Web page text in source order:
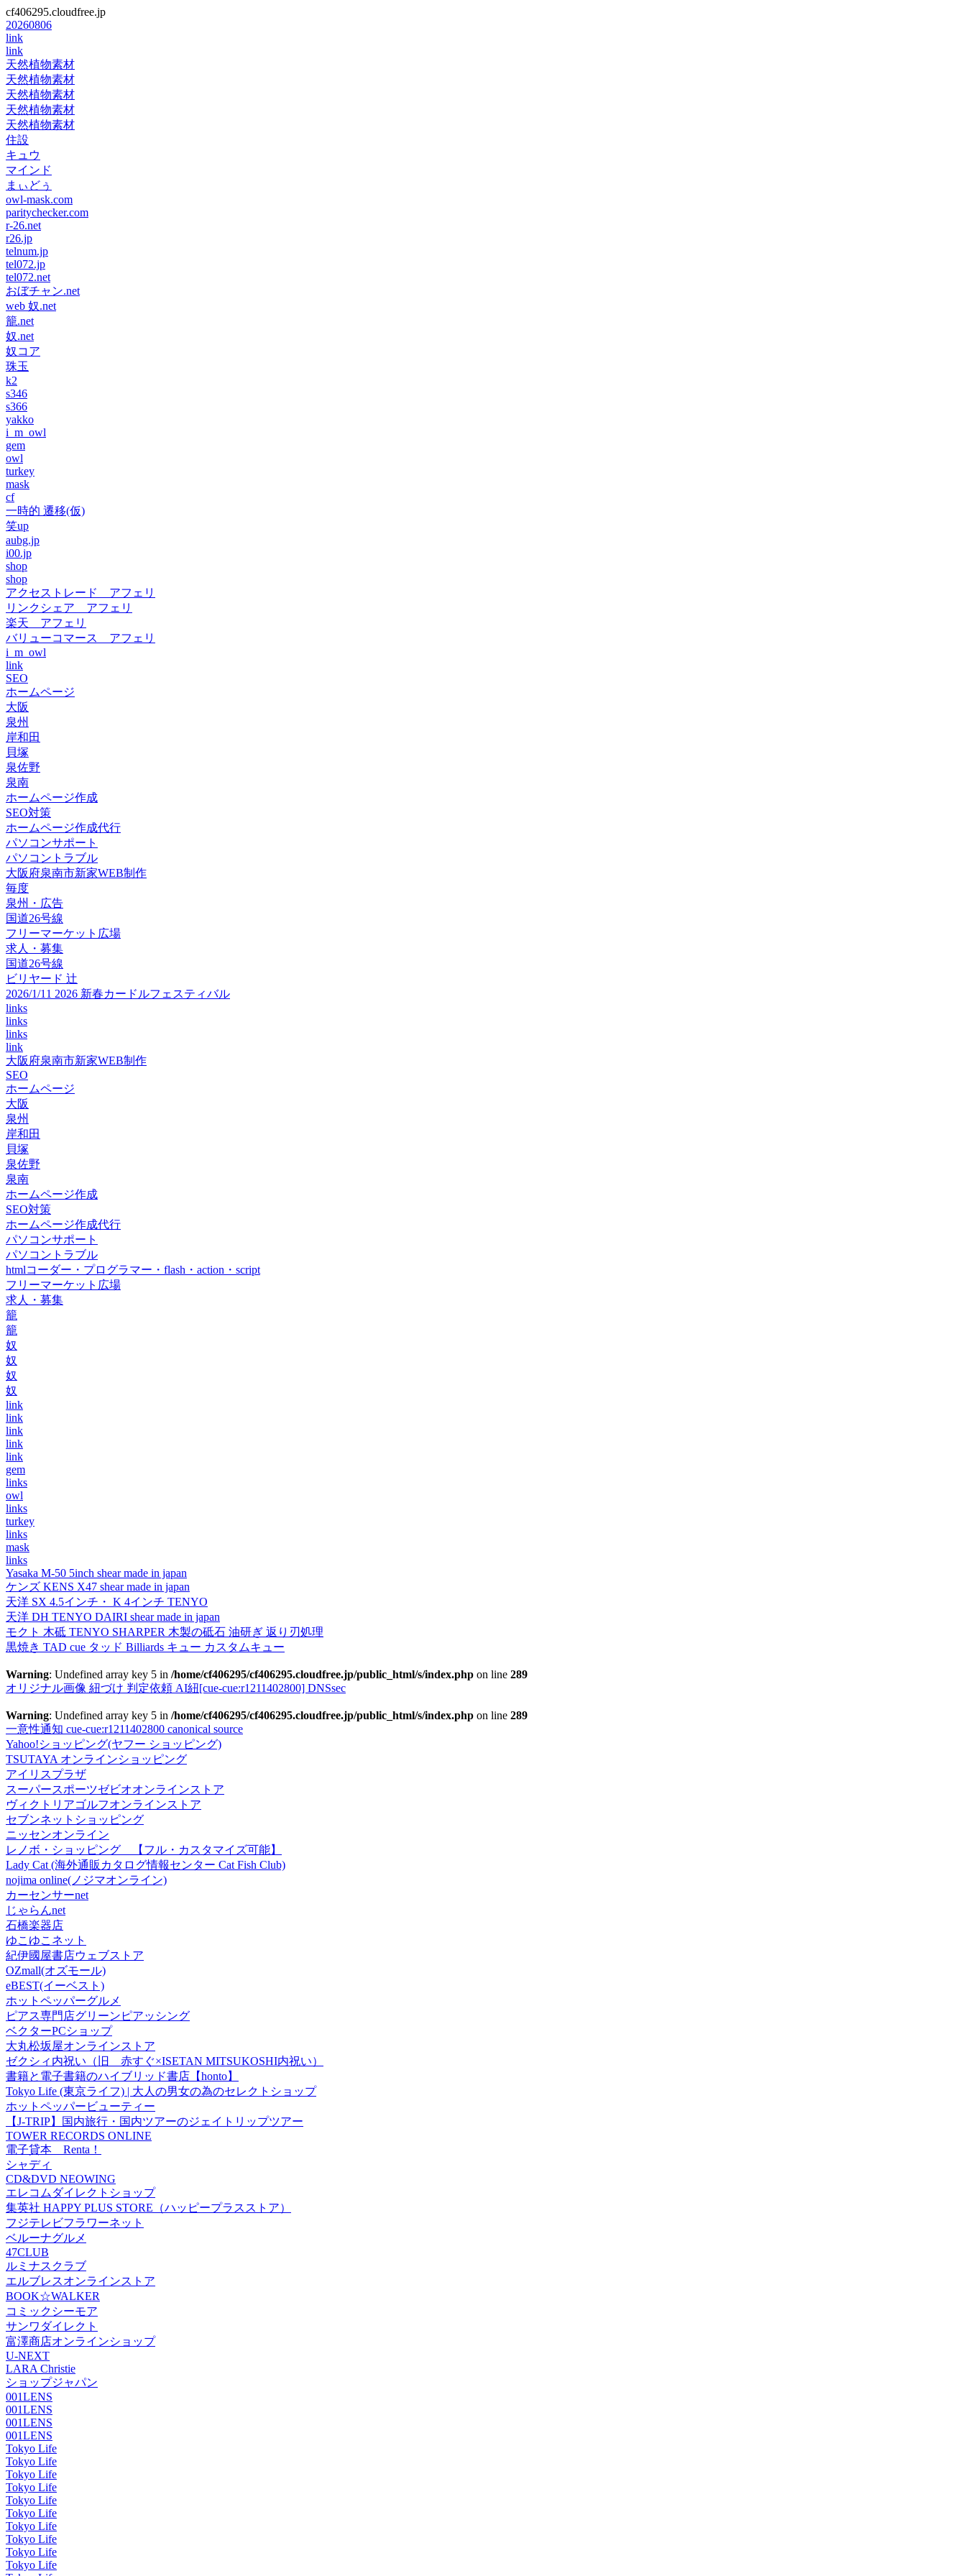
cf406295.cloudfree.jp
20260806
link
link
天然植物素材
天然植物素材
天然植物素材
天然植物素材
天然植物素材
住設
キュウ
マインド
まぃどぅ
owl-mask.com
paritychecker.com
r-26.net
r26.jp
telnum.jp
tel072.jp
tel072.net
おぼチャン.net
web 奴.net
籠.net
奴.net
奴コア
珠玉
k2
s346
s366
yakko
i_m_owl
gem
owl
turkey
mask
cf
一時的 遷移(仮)
笑up
aubg.jp
i00.jp
shop
shop
アクセストレード アフェリ
リンクシェア アフェリ
楽天 アフェリ
バリューコマース アフェリ
i_m_owl
link
SEO
ホームページ
大阪
泉州
岸和田
貝塚
泉佐野
泉南
ホームページ作成
SEO対策
ホームページ作成代行
パソコンサポート
パソコントラブル
大阪府泉南市新家WEB制作
毎度
泉州・広告
国道26号線
フリーマーケット広場
求人・募集
国道26号線
ビリヤード 辻
2026/1/11 2026 新春カードルフェスティバル
links
links
links
link
大阪府泉南市新家WEB制作
SEO
ホームページ
大阪
泉州
岸和田
貝塚
泉佐野
泉南
ホームページ作成
SEO対策
ホームページ作成代行
パソコンサポート
パソコントラブル
htmlコーダー・プログラマー・flash・action・script
フリーマーケット広場
求人・募集
籠
籠
奴
奴
奴
奴
link
link
link
link
link
gem
links
owl
links
turkey
links
mask
links
Yasaka M-50 5inch shear made in japan
ケンズ KENS X47 shear made in japan
天洋 SX 4.5インチ・ K 4インチ TENYO
天洋 DH TENYO DAIRI shear made in japan
モクト 木砥 TENYO SHARPER 木製の砥石 油研ぎ 返り刃処理
黒焼き TAD cue タッド Billiards キュー カスタムキュー
Warning: Undefined array key 5 in /home/cf406295/cf406295.cloudfree.jp/public_html/s/index.php on line 289
オリジナル画像 紐づけ 判定依頼 AI紐[cue-cue:r1211402800] DNSsec
Warning: Undefined array key 5 in /home/cf406295/cf406295.cloudfree.jp/public_html/s/index.php on line 289
一意性通知 cue-cue:r1211402800 canonical source
Yahoo!ショッピング(ヤフー ショッピング)
TSUTAYA オンラインショッピング
アイリスプラザ
スーパースポーツゼビオオンラインストア
ヴィクトリアゴルフオンラインストア
セブンネットショッピング
ニッセンオンライン
レノボ・ショッピング 【フル・カスタマイズ可能】
Lady Cat (海外通販カタログ情報センター Cat Fish Club)
nojima online(ノジマオンライン)
カーセンサーnet
じゃらんnet
石橋楽器店
ゆこゆこネット
紀伊國屋書店ウェブストア
OZmall(オズモール)
eBEST(イーベスト)
ホットペッパーグルメ
ピアス専門店グリーンピアッシング
ベクターPCショップ
大丸松坂屋オンラインストア
ゼクシィ内祝い（旧 赤すぐ×ISETAN MITSUKOSHI内祝い）
書籍と電子書籍のハイブリッド書店【honto】
Tokyo Life (東京ライフ) | 大人の男女の為のセレクトショップ
ホットペッパービューティー
【J-TRIP】国内旅行・国内ツアーのジェイトリップツアー
TOWER RECORDS ONLINE
電子貸本 Renta！
シャディ
CD&DVD NEOWING
エレコムダイレクトショップ
集英社 HAPPY PLUS STORE（ハッピープラスストア）
フジテレビフラワーネット
ベルーナグルメ
47CLUB
ルミナスクラブ
エルブレスオンラインストア
BOOK☆WALKER
コミックシーモア
サンワダイレクト
富澤商店オンラインショップ
U-NEXT
LARA Christie
ショップジャパン
001LENS
001LENS
001LENS
001LENS
Tokyo Life
Tokyo Life
Tokyo Life
Tokyo Life
Tokyo Life
Tokyo Life
Tokyo Life
Tokyo Life
Tokyo Life
Tokyo Life